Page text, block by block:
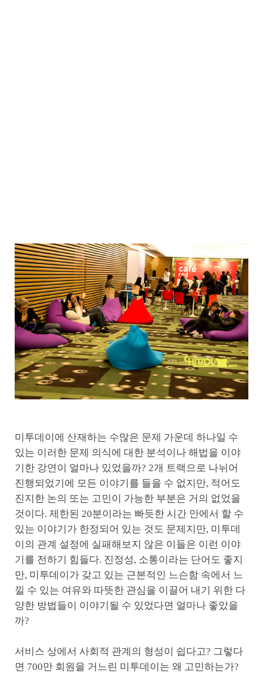
미투데이에 산재하는 수많은 문제 가운데 하나일 수
있는 이러한 문제 의식에 대한 분석이나 해법을 이야
기한 강연이 얼마나 있었을까? 2개 트랙으로 나뉘어
진행되었기에 모든 이야기를 들을 수 없지만, 적어도
진지한 논의 또는 고민이 가능한 부분은 거의 없었을
것이다. 제한된 20분이라는 빠듯한 시간 안에서 할 수
있는 이야기가 한정되어 있는 것도 문제지만, 미투데
이의 관계 설정에 실패해보지 않은 이들은 이런 이야
기를 전하기 힘들다. 진정성, 소통이라는 단어도 좋지
만, 미투데이가 갖고 있는 근본적인 느슨함 속에서 느
낄 수 있는 여유와 따뜻한 관심을 이끌어 내기 위한 다
양한 방법들이 이야기될 수 있었다면 얼마나 좋았을
까?
서비스 상에서 사회적 관계의 형성이 쉽다고? 그렇다
면 700만 회원을 거느린 미투데이는 왜 고민하는가?